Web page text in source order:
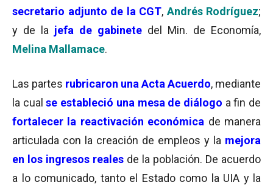
secretario adjunto de la CGT, Andrés Rodríguez;
y de la jefa de gabinete del Min. de Economía,
Melina Mallamace.
Las partes rubricaron una Acta Acuerdo, mediante
la cualse estableció una mesa de diálogo a fin de
fortalecer la reactivación económica de manera
articulada con la creación de empleos y la mejora
en los ingresos reales de la población. De acuerdo
a lo comunicado, tanto el Estado como la UIA y la